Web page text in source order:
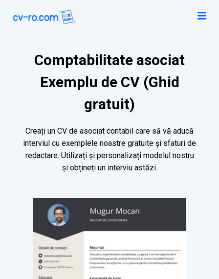
Comptabilitate asociat
Exemplu de CV (Ghid
gratuit)
Creați un CV de asociat contabil care să vă aducă
interviul cu exemplele noastre gratuite și sfaturi de
redactare. Utilizați și personalizați modelul nostru
și obțineți un interviu astăzi.